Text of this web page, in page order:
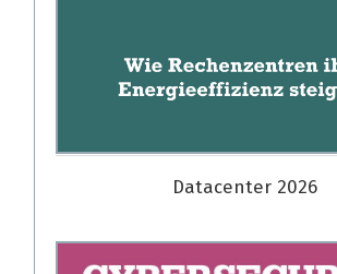
Datacenter 2026